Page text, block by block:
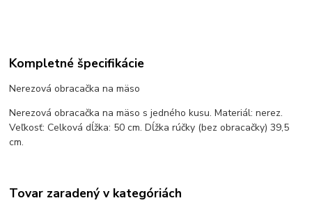
Kompletné špecifikácie
Nerezová obracačka na mäso
Nerezová obracačka na mäso s jedného kusu. Materiál: nerez.
Veľkosť: Celková dĺžka: 50 cm. Dĺžka rúčky (bez obracačky) 39,5
cm.
Tovar zaradený v kategóriách